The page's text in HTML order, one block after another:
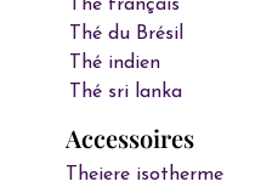
Thé français
Thé du Brésil
Thé indien
Thé sri lanka
Accessoires
Theiere isotherme